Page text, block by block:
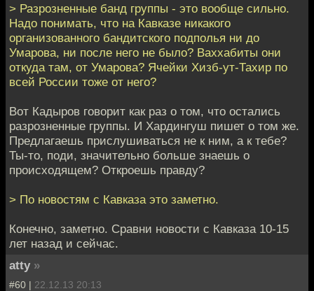
> Разрозненные банд группы - это вообще сильно.
Надо понимать, что на Кавказе никакого
организованного бандитского подполья ни до
Умарова, ни после него не было? Ваххабиты они
откуда там, от Умарова? Ячейки Хизб-ут-Тахир по
всей России тоже от него?
Вот Кадыров говорит как раз о том, что остались
разрозненные группы. И Хардингуш пишет о том же.
Предлагаешь прислушиваться не к ним, а к тебе?
Ты-то, поди, значительно больше знаешь о
происходящем? Откроешь правду?
> По новостям с Кавказа это заметно.
Конечно, заметно. Сравни новости с Кавказа 10-15
лет назад и сейчас.
atty »
#60 | 22.12.13 20:13